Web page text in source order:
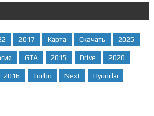
2017 Карта Скачать 2025
GTA 2015 Drive 2020
2016 Turbo Next Hyundai